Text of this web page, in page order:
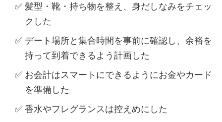
髪型・靴・持ち物を整え、身だしなみをチェッ
クした
デート場所と集合時間を事前に確認し、余裕を
持って到着できるよう計画した
お会計はスマートにできるようにお金やカード
を準備した
香水やフレグランスは控えめにした